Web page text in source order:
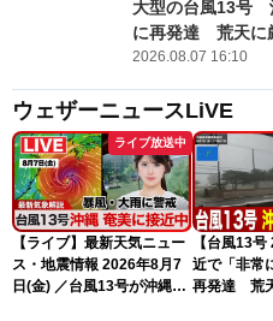
大型の台風13号
に再発達 荒天に
2026.08.07 16:10
ウェザーニュースLiVE
ライブ放送中
【ライブ】最新天気ニュー
ス・地震情報 2026年8月7
日(金) ／台風13号が沖縄・
【台風13
近で「非常
再発達 荒